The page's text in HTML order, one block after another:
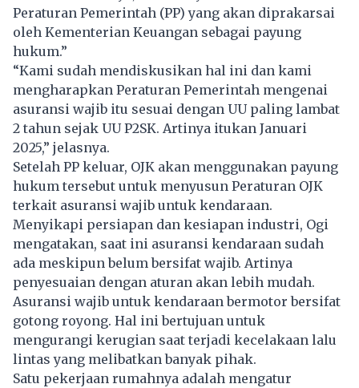
Peraturan Pemerintah (PP) yang akan diprakarsai
oleh Kementerian Keuangan sebagai payung
hukum.”
“Kami sudah mendiskusikan hal ini dan kami
mengharapkan Peraturan Pemerintah mengenai
asuransi wajib itu sesuai dengan UU paling lambat
2 tahun sejak UU P2SK. Artinya itukan Januari
2025,” jelasnya.
Setelah PP keluar, OJK akan menggunakan payung
hukum tersebut untuk menyusun Peraturan OJK
terkait asuransi wajib untuk kendaraan.
Menyikapi persiapan dan kesiapan industri, Ogi
mengatakan, saat ini asuransi kendaraan sudah
ada meskipun belum bersifat wajib. Artinya
penyesuaian dengan aturan akan lebih mudah.
Asuransi wajib untuk kendaraan bermotor bersifat
gotong royong. Hal ini bertujuan untuk
mengurangi kerugian saat terjadi kecelakaan lalu
lintas yang melibatkan banyak pihak.
Satu pekerjaan rumahnya adalah mengatur